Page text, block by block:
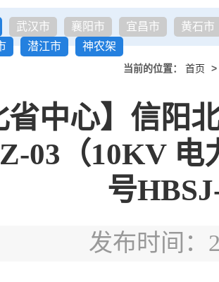
武汉市 襄阳市 宜昌市
黄石市
潜江市 神农架
当前的位置： 首页 >
省中心】信阳
03（10KV 电
号
发布时间：